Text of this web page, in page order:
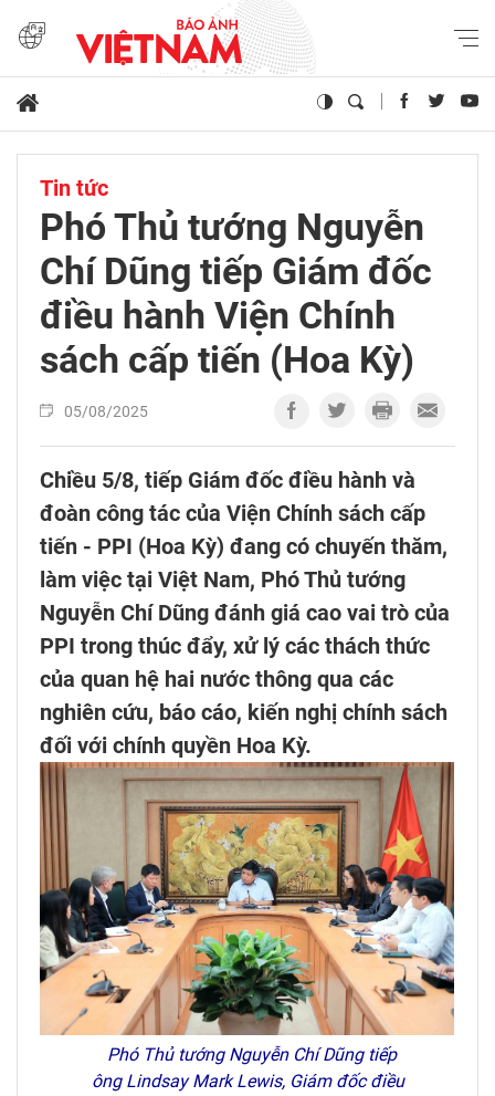
Tin tức
Phó Thủ tướng Nguyễn
Chí Dũng tiếp Giám đốc
điều hành Viện Chính
sách cấp tiến (Hoa Kỳ)
05/08/2025
Chiều 5/8, tiếp Giám đốc điều hành và
đoàn công tác của Viện Chính sách cấp
tiến - PPI (Hoa Kỳ) đang có chuyến thăm,
làm việc tại Việt Nam, Phó Thủ tướng
Nguyễn Chí Dũng đánh giá cao vai trò của
PPI trong thúc đẩy, xử lý các thách thức
của quan hệ hai nước thông qua các
nghiên cứu, báo cáo, kiến nghị chính sách
đối với chính quyền Hoa Kỳ.
Phó Thủ tướng Nguyễn Chí Dũng tiếp
ông Lindsay Mark Lewis, Giám đốc điều